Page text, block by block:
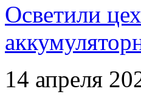
Осветили
14 апреля